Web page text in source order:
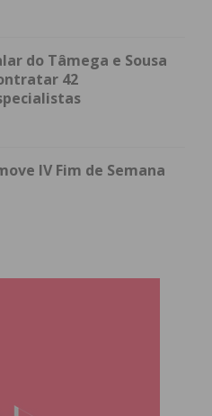
do Tâmega e Sousa
42
IV Fim de Semana